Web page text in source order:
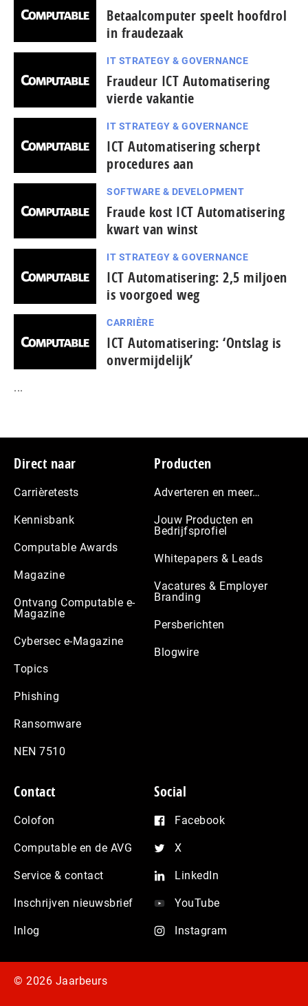
Betaalcomputer speelt hoofdrol
in fraudezaak
IT STRATEGY & GOVERNANCE
Fraudeur ICT Automatisering
vierde vakantie
IT STRATEGY & GOVERNANCE
ICT Automatisering scherpt
procedures aan
SOFTWARE & DEVELOPMENT
Fraude kost ICT Automatisering
kwart van winst
IT STRATEGY & GOVERNANCE
ICT Automatisering: 2,5 miljoen
is voorgoed weg
CARRIÈRE
ICT Automatisering: ‘Ontslag is
onvermijdelijk’
...
Footer
Direct naar
Carrièretests
Kennisbank
Computable Awards
Magazine
Ontvang Computable e-
Magazine
Cybersec e-Magazine
Topics
Phishing
Ransomware
NEN 7510
Producten
Adverteren en meer…
Jouw Producten en
Bedrijfsprofiel
Whitepapers & Leads
Vacatures & Employer
Branding
Persberichten
Blogwire
Contact
Colofon
Computable en de AVG
Service & contact
Inschrijven nieuwsbrief
Inlog
Social
Facebook
X
LinkedIn
YouTube
Instagram
© 2026 Jaarbeurs